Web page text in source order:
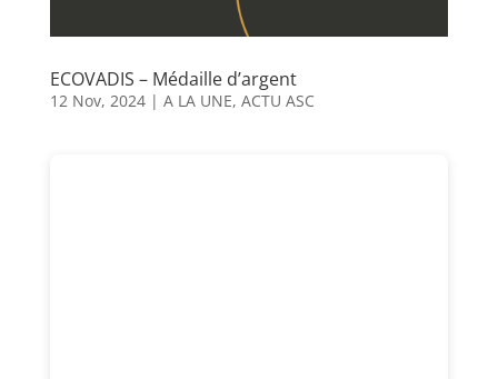
ECOVADIS – Médaille d’argent
12 Nov, 2024| A LA UNE, ACTU ASC